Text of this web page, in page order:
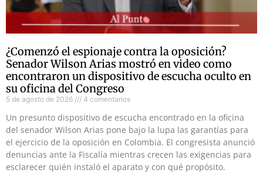
¿Comenzó el espionaje contra la oposición?
Senador Wilson Arias mostró en video como
encontraron un dispositivo de escucha oculto en
su oficina del Congreso
5 de agosto de 2026 4 comentarios
Un presunto dispositivo de escucha encontrado en la oficina
del senador Wilson Arias pone bajo la lupa las garantías para
el ejercicio de la oposición en Colombia. El congresista anunció
denuncias ante la Fiscalía mientras crecen las exigencias para
esclarecer quién instaló el aparato y con qué propósito.